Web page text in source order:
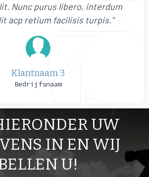
Nunc purus libero, interdum
acp retium facilisis turpis."
Klantnaam 3
Bedrijfsnaam
UW
IN EN WIJ
U!